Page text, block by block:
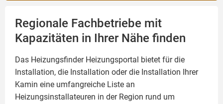
Regionale Fachbetriebe mit
Kapazitäten in Ihrer Nähe finden
Das Heizungsfinder Heizungsportal bietet für die
Installation, die Installation oder die Installation Ihrer
Kamin eine umfangreiche Liste an
Heizungsinstallateuren in der Region rund um